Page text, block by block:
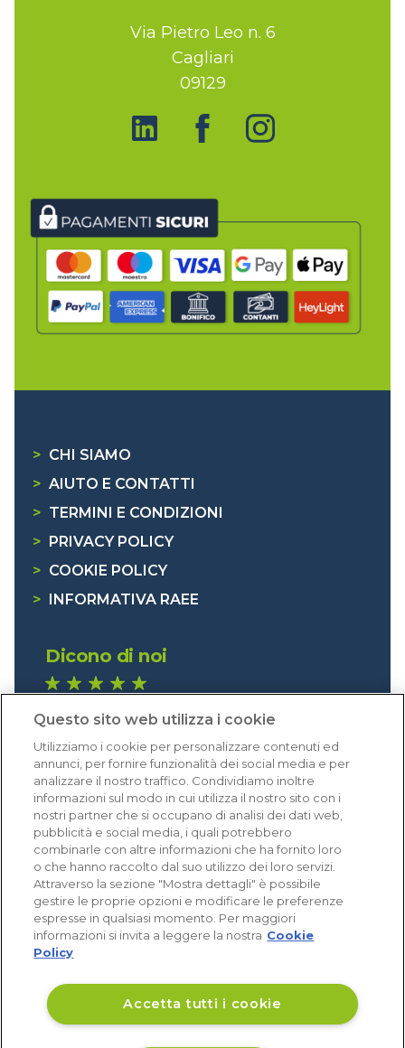
Via Pietro Leo n. 6
Cagliari
09129
> CHI SIAMO
> AIUTO E CONTATTI
> TERMINI E CONDIZIONI
>
PRIVACY POLICY
> COOKIE POLICY
>
INFORMATIVA RAEE
Dicono di noi
Eccellente (4,8)
Acquisti verificati
Questo sito web utilizza i cookie
Utilizziamo i cookie per personalizzare contenuti ed
annunci, per fornire funzionalità dei social media e per
analizzare il nostro traffico. Condividiamo inoltre
informazioni sul modo in cui utilizza il nostro sito con i
nostri partner che si occupano di analisi dei dati web,
pubblicità e social media, i quali potrebbero
combinarle con altre informazioni che ha fornito loro
o che hanno raccolto dal suo utilizzo dei loro servizi.
Attraverso la sezione "Mostra dettagli" è possibile
gestire le proprie opzioni e modificare le preferenze
espresse in qualsiasi momento. Per maggiori
informazioni si invita a leggere la nostra Cookie
Policy
Accetta tutti i cookie